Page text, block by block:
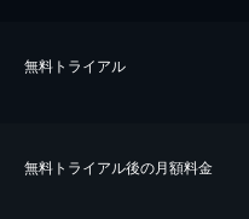
無料トライアル
無料トライアル後の⽉額料金